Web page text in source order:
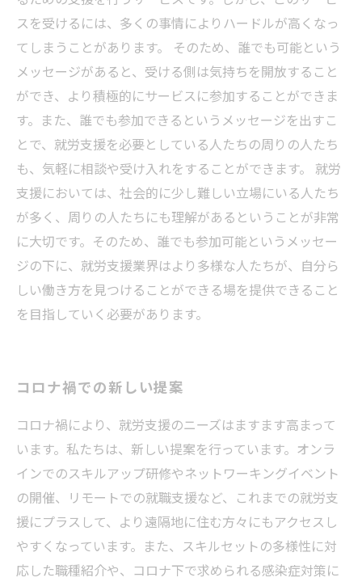
スを受けるには、多くの事情によりハードルが高くなっ
てしまうことがあります。 そのため、誰でも可能という
メッセージがあると、受ける側は気持ちを開放すること
ができ、より積極的にサービスに参加することができま
す。また、誰でも参加できるというメッセージを出すこ
とで、就労支援を必要としている人たちの周りの人たち
も、気軽に相談や受け入れをすることができます。 就労
支援においては、社会的に少し難しい立場にいる人たち
が多く、周りの人たちにも理解があるということが非常
に大切です。そのため、誰でも参加可能というメッセー
ジの下に、就労支援業界はより多様な人たちが、自分ら
しい働き方を見つけることができる場を提供できること
を目指していく必要があります。
コロナ禍での新しい提案
コロナ禍により、就労支援のニーズはますます高まって
います。私たちは、新しい提案を行っています。オンラ
インでのスキルアップ研修やネットワーキングイベント
の開催、リモートでの就職支援など、これまでの就労支
援にプラスして、より遠隔地に住む方々にもアクセスし
やすくなっています。また、スキルセットの多様性に対
応した職種紹介や、コロナ下で求められる感染症対策に